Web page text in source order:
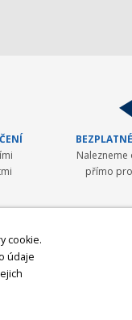
cookie.
údaje
přímo
stavebnictví a v
laserová zařízení Laser
V posledních letech byly